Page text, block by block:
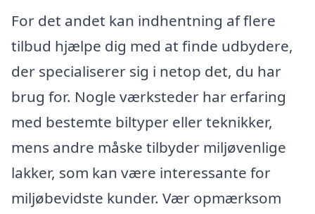
For det andet kan indhentning af flere
tilbud hjælpe dig med at finde udbydere,
der specialiserer sig i netop det, du har
brug for. Nogle værksteder har erfaring
med bestemte biltyper eller teknikker,
mens andre måske tilbyder miljøvenlige
lakker, som kan være interessante for
miljøbevidste kunder. Vær opmærksom